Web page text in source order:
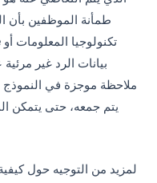
طمأنة الموظفين بأن
بيانات الرد غير
ملاحظة موجزة في النموذج
يتم جمعه، حتى يتمكن
لمزيد من التوجيه حول